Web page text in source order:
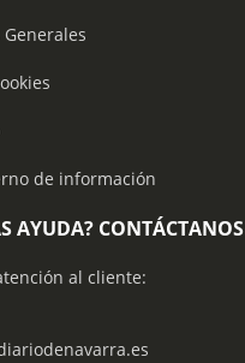
de información
AYUDA? CONTÁCTANOS
al cliente: